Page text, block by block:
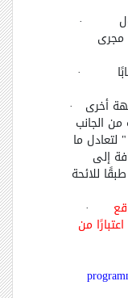
·
فورنت مجرى
·
· أخرى
الجانب
لتعادل ما
إلى
للائحة
·
من